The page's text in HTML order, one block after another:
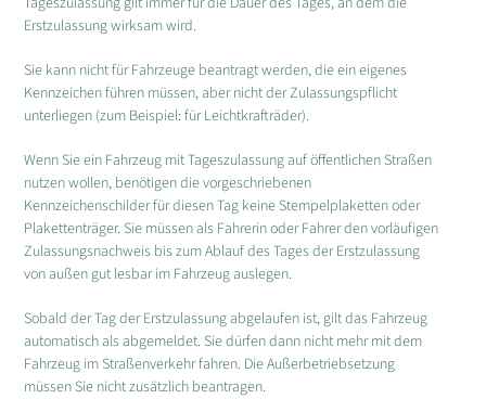
Erstzulassung wirksam wird.
Sie kann nicht für Fahrzeuge beantragt werden, die ein eigenes
Kennzeichen führen müssen, aber nicht der Zulassungspflicht
unterliegen (zum Beispiel: für Leichtkrafträder).
Wenn Sie ein Fahrzeug mit Tageszulassung auf öffentlichen Straßen
nutzen wollen, benötigen die vorgeschriebenen
Kennzeichenschilder für diesen Tag keine Stempelplaketten oder
Plakettenträger. Sie müssen als Fahrerin oder Fahrer den vorläufigen
Zulassungsnachweis bis zum Ablauf des Tages der Erstzulassung
von außen gut lesbar im Fahrzeug auslegen.
Sobald der Tag der Erstzulassung abgelaufen ist, gilt das Fahrzeug
automatisch als abgemeldet. Sie dürfen dann nicht mehr mit dem
Fahrzeug im Straßenverkehr fahren. Die Außerbetriebsetzung
müssen Sie nicht zusätzlich beantragen.